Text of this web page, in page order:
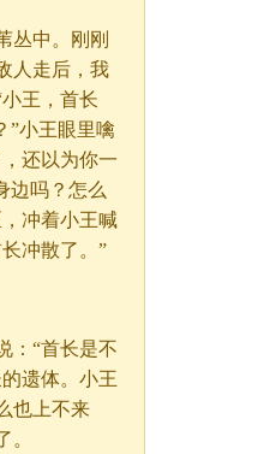
丛中。刚刚
人走后，我
王，首长
”小王眼里噙
还以为你一
边吗？怎么
冲着小王喊
冲散了。”
：“首长是不
遗体。小王
也上不来